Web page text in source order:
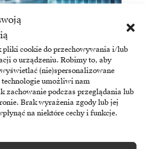
cookie do przechowywania i/lub
o urządzeniu. Robimy to, aby
(nie)spersonalizowane
umożliwi nam
zachowanie podczas przeglądania lub
Brak wyrażenia zgody lub jej
na niektóre cechy i funkcje.
mocny wzrost zysku